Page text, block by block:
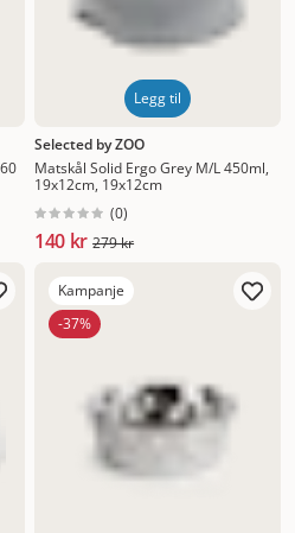
Legg til
Selected by ZOO
Matskål Solid Ergo Grey M/L 450ml,
19x12cm, 19x12cm
(0)
140 kr 279 kr
Kampanje
-37%